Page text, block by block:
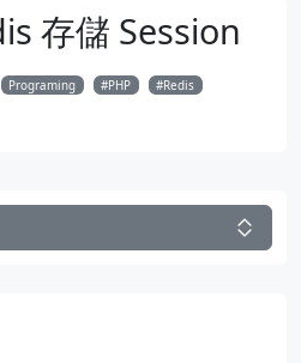
存儲 Session
Programing PHP Redis